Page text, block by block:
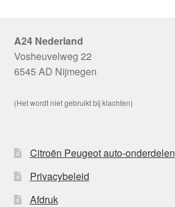
A24 Nederland
Vosheuvelweg 22
6545 AD Nijmegen
(Het wordt niet gebruikt bij klachten)
Citroën Peugeot auto-onderdelen
Privacybeleid
Afdruk